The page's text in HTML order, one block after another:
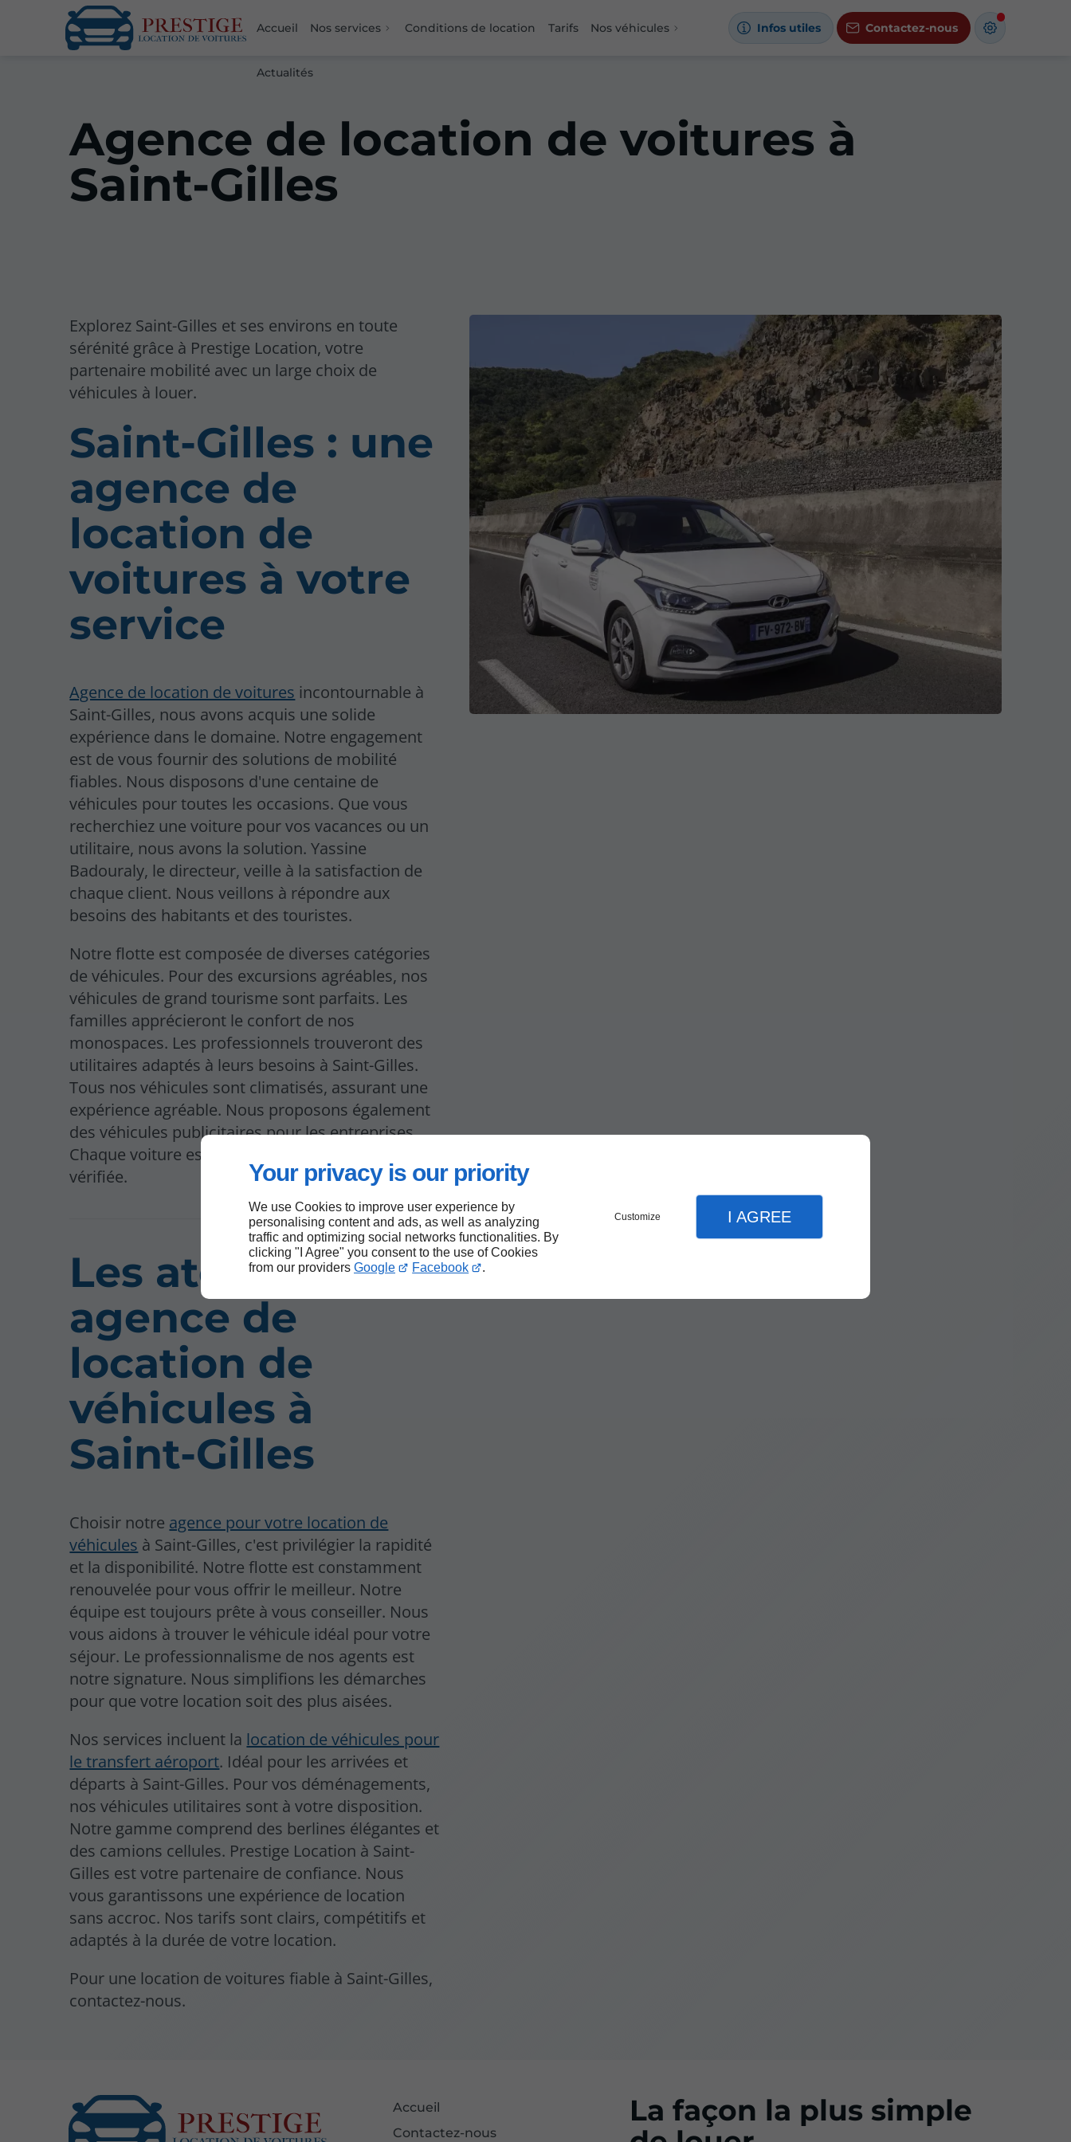
Your privacy is our priority
We use Cookies to improve user experience by
personalising content and ads, as well as analyzing
traffic and optimizing social networks functionalities. By
clicking "I Agree" you consent to the use of Cookies
from our providers Google Facebook .
Customize I AGREE
Accueil Nos services Conditions de location Tarifs Nos véhicules
Actualités
Infos utiles Contactez-nous
Agence de location de voitures à
Saint-Gilles
Explorez Saint-Gilles et ses environs en toute
sérénité grâce à Prestige Location, votre
partenaire mobilité avec un large choix de
véhicules à louer.
Saint-Gilles : une
agence de
location de
voitures à votre
service
Agence de location de voitures incontournable à
Saint-Gilles, nous avons acquis une solide
expérience dans le domaine. Notre engagement
est de vous fournir des solutions de mobilité
fiables. Nous disposons d'une centaine de
véhicules pour toutes les occasions. Que vous
recherchiez une voiture pour vos vacances ou un
utilitaire, nous avons la solution. Yassine
Badouraly, le directeur, veille à la satisfaction de
chaque client. Nous veillons à répondre aux
besoins des habitants et des touristes.
Notre flotte est composée de diverses catégories
de véhicules. Pour des excursions agréables, nos
véhicules de grand tourisme sont parfaits. Les
familles apprécieront le confort de nos
monospaces. Les professionnels trouveront des
utilitaires adaptés à leurs besoins à Saint-Gilles.
Tous nos véhicules sont climatisés, assurant une
expérience agréable. Nous proposons également
des véhicules publicitaires pour les entreprises.
Chaque voiture est rigoureusement entretenue et
vérifiée.
Les atouts d'une
agence de
location de
véhicules à
Saint-Gilles
Choisir notre agence pour votre location de
véhicules à Saint-Gilles, c'est privilégier la rapidité
et la disponibilité. Notre flotte est constamment
renouvelée pour vous offrir le meilleur. Notre
équipe est toujours prête à vous conseiller. Nous
vous aidons à trouver le véhicule idéal pour votre
séjour. Le professionnalisme de nos agents est
notre signature. Nous simplifions les démarches
pour que votre location soit des plus aisées.
Nos services incluent la location de véhicules pour
le transfert aéroport. Idéal pour les arrivées et
départs à Saint-Gilles. Pour vos déménagements,
nos véhicules utilitaires sont à votre disposition.
Notre gamme comprend des berlines élégantes et
des camions cellules. Prestige Location à Saint-
Gilles est votre partenaire de confiance. Nous
vous garantissons une expérience de location
sans accroc. Nos tarifs sont clairs, compétitifs et
adaptés à la durée de votre location.
Pour une location de voitures fiable à Saint-Gilles,
contactez-nous.
Accueil
Contactez-nous
La façon la plus simple